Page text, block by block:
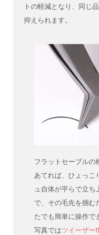
トの軽減となり、同じ
抑えられます。
フラットセーブルの
あてれば、ひょっこ
ュ自体が平らで立
で、その毛先を掴む
たでも簡単に操作で
写真ではツイーザー